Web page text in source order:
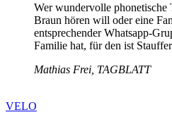
Wer wundervolle phonetische
Braun hören will oder eine
entsprechender Whatsapp-
Familie hat, für den ist
Mathias Frei, TAGBLATT
VELO